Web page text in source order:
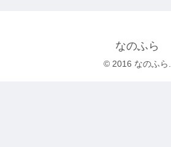
なのふら
© 2016 なのふら.